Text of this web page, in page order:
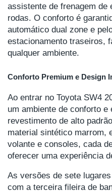
assistente de frenagem de
rodas. O conforto é
automático dual zone e
estacionamento traseiros,
qualquer ambiente.
Conforto Premium e Design
Ao entrar no Toyota SW4
um ambiente de conforto
revestimento de alto
material sintético marrom,
volante e consoles, cada
oferecer uma experiência
As versões de sete
com a terceira fileira de